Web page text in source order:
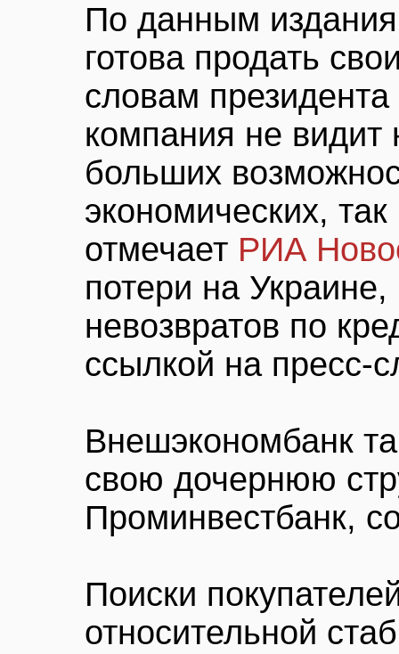
По данным
готова продать
словам
компания не
больших
экономических,
отмечает РИА
потери на
невозвратов по
ссылкой на пресс-
Внешэкономбанк
свою дочернюю
Проминвестбанк,
Поиски
относительной